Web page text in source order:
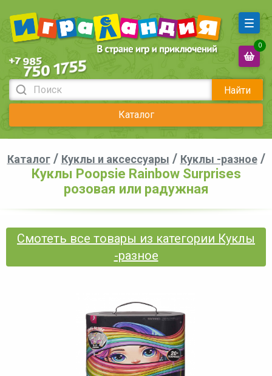
Найти
Каталог
0
Каталог/ Куклы и аксессуары / Куклы -разное/
Куклы Poopsie Rainbow Surprises
розовая или радужная
Смотеть все товары из категории Куклы
-разное